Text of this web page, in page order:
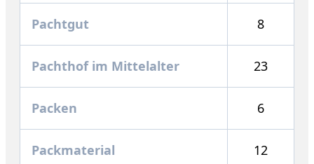
Pachtgut 8
Pachthof im Mittelalter 23
Packen 6
Packmaterial 12